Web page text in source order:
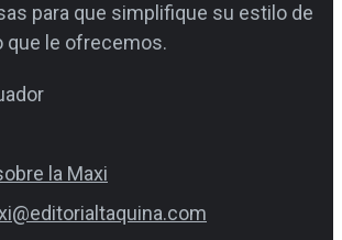
para que simplifique su estilo de
que le ofrecemos.
la Maxi